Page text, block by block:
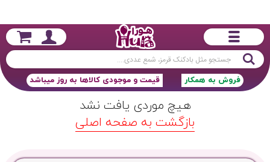
جستجو
قیمت و موجودی کالاها به روز میباشد فروش به همکار
هیچ موردی یافت نشد
بازگشت به صفحه اصلی